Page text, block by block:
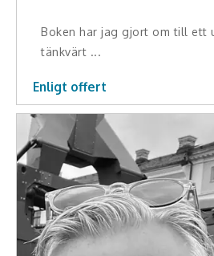
Boken har jag gjort om till ett
tänkvärt ...
Enligt offert